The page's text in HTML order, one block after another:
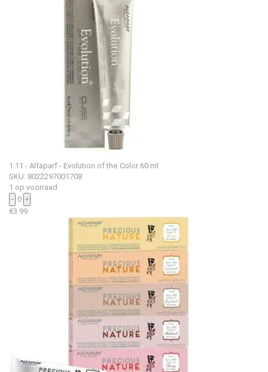
1.11 - Alfaparf - Evolution of the Color 60 ml
SKU: 8022297001708
1 op voorraad
− 0 +
€3.99